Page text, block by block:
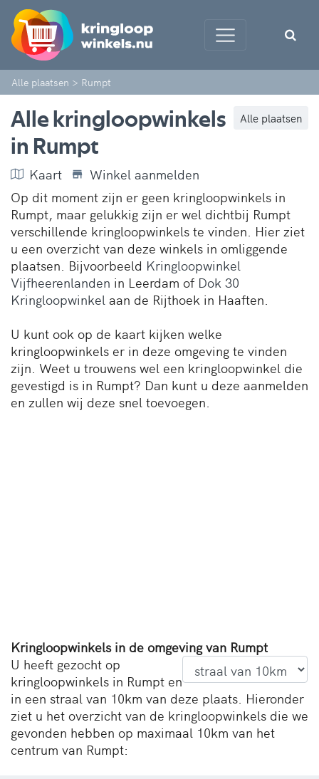
Alle plaatsen > Rumpt
Alle plaatsen
Alle kringloopwinkels
in Rumpt
Kaart
Winkel aanmelden
Op dit moment zijn er geen kringloopwinkels in
Rumpt, maar gelukkig zijn er wel dichtbij Rumpt
verschillende kringloopwinkels te vinden. Hier ziet
u een overzicht van deze winkels in omliggende
plaatsen. Bijvoorbeeld Kringloopwinkel
Vijfheerenlanden in Leerdam of Dok 30
Kringloopwinkel aan de Rijthoek in Haaften.
U kunt ook op de kaart kijken welke
kringloopwinkels er in deze omgeving te vinden
zijn. Weet u trouwens wel een kringloopwinkel die
gevestigd is in Rumpt? Dan kunt u deze aanmelden
en zullen wij deze snel toevoegen.
Kringloopwinkels in de omgeving van Rumpt
U heeft gezocht op
kringloopwinkels in Rumpt en
in een straal van 10km van deze plaats. Hieronder
ziet u het overzicht van de kringloopwinkels die we
gevonden hebben op maximaal 10km van het
centrum van Rumpt: